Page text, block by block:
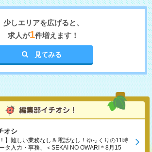
少しエリアを広げると、
求人が1件増えます！
見てみる
オシ
！】難しい業務なし＆電話なし！ゆっくりの11時
タ入力・事務、＜SEKAI NO OWARI＊8月15